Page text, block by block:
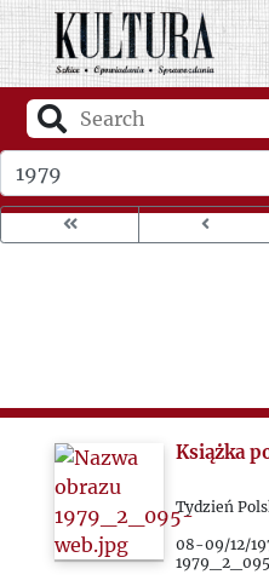
Książka
Tydzień
08-09/12/
1979_2_095